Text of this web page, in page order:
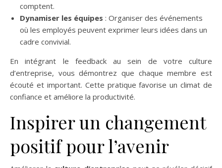
comptent.
Dynamiser les équipes : Organiser des événements
où les employés peuvent exprimer leurs idées dans un
cadre convivial.
En intégrant le feedback au sein de votre culture
d’entreprise, vous démontrez que chaque membre est
écouté et important. Cette pratique favorise un climat de
confiance et améliore la productivité.
Inspirer un changement
positif pour l’avenir